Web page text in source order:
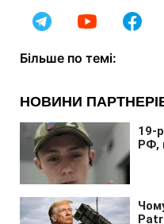
Більше по темі: